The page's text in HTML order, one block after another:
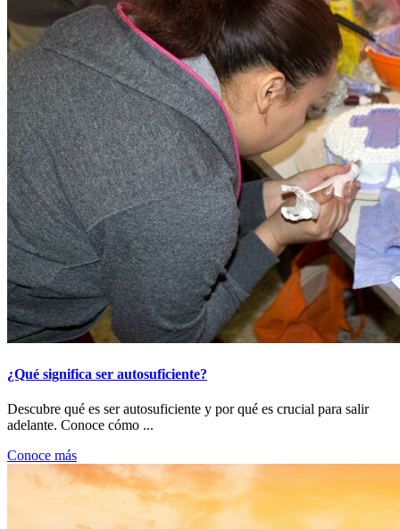
¿Qué significa ser autosuficiente?
Descubre qué es ser autosuficiente y por qué es crucial para salir
adelante. Conoce cómo ...
Conoce más